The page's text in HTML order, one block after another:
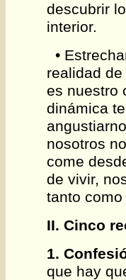
descubrir
interior.
•
realidad
es nuestro
dinámica
nosotros
come
de vivir,
tanto
II. Cinco
1.
que hay